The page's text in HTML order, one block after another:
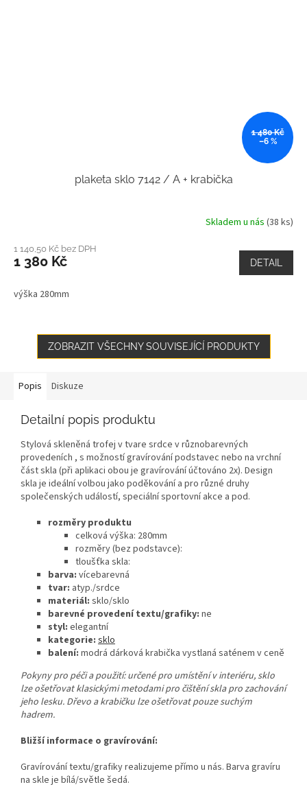
1 480 Kč
–6 %
plaketa sklo 7142 / A + krabička
Skladem u nás (38 ks)
1 140,50 Kč bez DPH
1 380 Kč DETAIL
výška 280mm
ZOBRAZIT VŠECHNY SOUVISEJÍCÍ PRODUKTY
Popis Diskuze
Detailní popis produktu
Stylová skleněná trofej v tvare srdce v různobarevných
provedeních , s možností gravírování podstavec nebo na vrchní
část skla (při aplikaci obou je gravírování účtováno 2x). Design
skla je ideální volbou jako poděkování a pro různé druhy
společenských událostí, speciální sportovní akce a pod.
rozměry produktu
celková výška: 280mm
rozměry (bez podstavce):
tloušťka skla:
barva: vícebarevná
tvar: atyp./srdce
materiál: sklo/sklo
barevné provedení textu/grafiky: ne
styl: elegantní
kategorie: sklo
balení: modrá dárková krabička vystlaná saténem v ceně
Pokyny pro péči a použití: určené pro umístění v interiéru, sklo
lze ošetřovat klasickými metodami pro čištění skla pro zachování
jeho lesku. Dřevo a krabičku lze ošetřovat pouze suchým
hadrem.
Bližší informace o gravírování:
Gravírování textu/grafiky realizujeme přímo u nás. Barva gravíru
na skle je bílá/světle šedá.